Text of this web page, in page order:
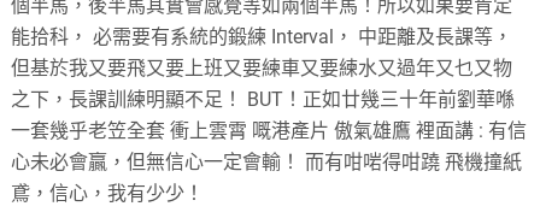
個半馬，後半馬其實會感覺等如兩個半馬！所以如果要肯定
能拾科， 必需要有系統的鍛練 Interval， 中距離及長課等，
但基於我又要飛又要上班又要練車又要練水又過年又乜又物
之下，長課訓練明顯不足！ BUT！正如廿幾三十年前劉華喺
一套幾乎老笠全套 衝上雲霄 嘅港產片 傲氣雄鷹 裡面講 : 有信
心未必會贏，但無信心一定會輸！ 而有咁啱得咁蹺 飛機撞紙
鳶，信心，我有少少！